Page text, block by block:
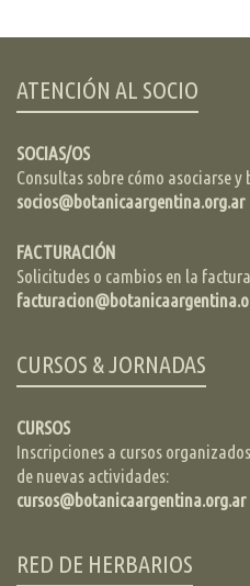
ATENCIÓN AL SOCIO
SOCIAS/OS
Consultas sobre cómo asociarse y
socios@botanicaargentina.org.ar
FACTURACIÓN
Solicitudes o cambios en la
CURSOS & JORNADAS
CURSOS
Inscripciones a cursos
de nuevas actividades:
cursos@botanicaargentina.org.ar
RED DE HERBARIOS